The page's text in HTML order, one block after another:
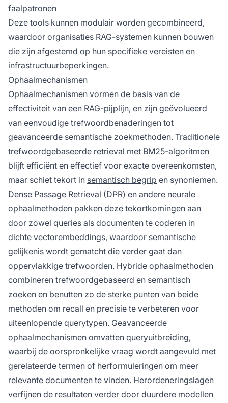
faalpatronen
Deze tools kunnen modulair worden gecombineerd,
waardoor organisaties RAG-systemen kunnen bouwen
die zijn afgestemd op hun specifieke vereisten en
infrastructuurbeperkingen.
Ophaalmechanismen
Ophaalmechanismen vormen de basis van de
effectiviteit van een RAG-pijplijn, en zijn geëvolueerd
van eenvoudige trefwoordbenaderingen tot
geavanceerde semantische zoekmethoden. Traditionele
trefwoordgebaseerde retrieval met BM25-algoritmen
blijft efficiënt en effectief voor exacte overeenkomsten,
maar schiet tekort in semantisch begrip en synoniemen.
Dense Passage Retrieval (DPR) en andere neurale
ophaalmethoden pakken deze tekortkomingen aan
door zowel queries als documenten te coderen in
dichte vectorembeddings, waardoor semantische
gelijkenis wordt gematcht die verder gaat dan
oppervlakkige trefwoorden. Hybride ophaalmethoden
combineren trefwoordgebaseerd en semantisch
zoeken en benutten zo de sterke punten van beide
methoden om recall en precisie te verbeteren voor
uiteenlopende querytypen. Geavanceerde
ophaalmechanismen omvatten queryuitbreiding,
waarbij de oorspronkelijke vraag wordt aangevuld met
gerelateerde termen of herformuleringen om meer
relevante documenten te vinden. Herordeneringslagen
verfijnen de resultaten verder door duurdere modellen